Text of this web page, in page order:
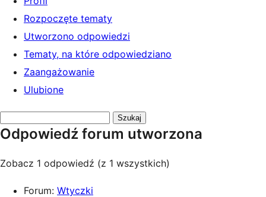
Rozpoczęte tematy
Utworzono odpowiedzi
Tematy, na które odpowiedziano
Zaangażowanie
Ulubione
odpowiedzi:
Odpowiedź forum utworzona
Zobacz 1 odpowiedź (z 1 wszystkich)
Forum: Wtyczki